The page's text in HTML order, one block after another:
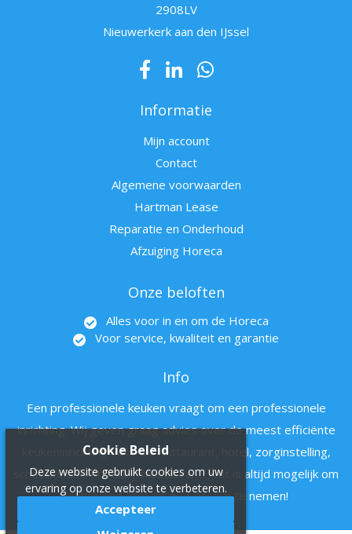
2908LV
Nieuwerkerk aan den IJssel
Informatie
Mijn account
Contact
Algemene voorwaarden
Hartman Lease
Reparatie en Onderhoud
Afzuiging Horeca
Onze beloften
Alles voor in en om de Horeca
Voor service, kwaliteit en garantie
Info
Een professionele keuken vraagt om een professionele
inrichting. Wij geven graag advies over de meest efficiënte
keukeninrichting voor uw restaurant, hotel, zorginstelling,
schoolkantine of bedrijfsrestaurant. Het is altijd mogelijk om
vrijblijvend contact met ons op te nemen!
Cookie Beleid
Deze website gebruikt cookies om uw
ervaring op onze website te verbeteren.
Accepteer